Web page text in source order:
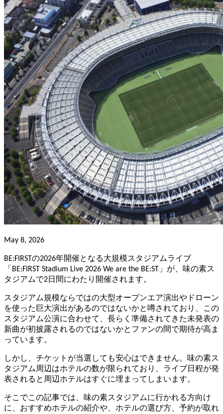
May 8, 2026
BE:FIRSTの2026年開催となる大規模スタジアムライブ
「BE:FIRST Stadium Live 2026 We are the BE:ST」が、味の素ス
タジアムで2日間にわたり開催されます。
スタジアム規模ならではの大型オープンエア演出やドローン
を使った巨大演出があるのではないかと噂されており、この
スタジアム公演に合わせて、長らく準備されてきた未発表の
新曲が初披露されるのではないかとファンの間で期待が高ま
っています。
しかし、チケットが当選しても安心はできません。味の素ス
タジアム周辺はホテルの数が限られており、ライブ日程が発
表されると周辺ホテルはすぐに埋まってしまいます。
そこでこの記事では、味の素スタジアムに行かれる方向け
に、おすすめホテルの紹介や、ホテルの選び方、予約が取れ